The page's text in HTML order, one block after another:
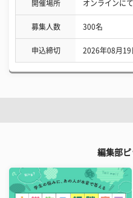
開催場所 オンラインに
募集人数 300名
申込締切 2026年08月19
編集部